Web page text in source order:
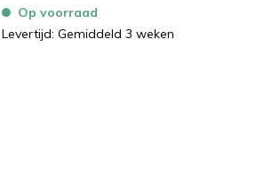
Op voorraad
Levertijd: Gemiddeld 3 weken